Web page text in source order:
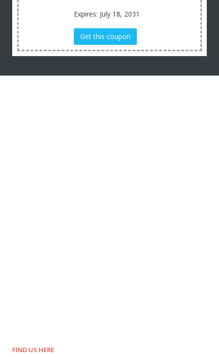
Expires: July 18, 2031
Get this coupon
FIND US HERE